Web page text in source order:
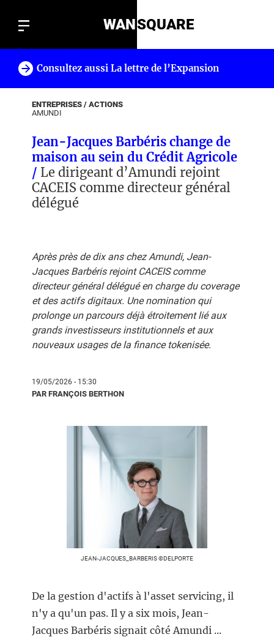
WANSQUARE
Consultez aussi La lettre de l’Expansion
ENTREPRISES / ACTIONS
AMUNDI
Jean-Jacques Barbéris change de
maison au sein du Crédit Agricole
/ Le dirigeant d’Amundi rejoint
CACEIS comme directeur général
délégué
Après près de dix ans chez Amundi, Jean-
Jacques Barbéris rejoint CACEIS comme
directeur général délégué en charge du coverage
et des actifs digitaux. Une nomination qui
prolonge un parcours déjà étroitement lié aux
grands investisseurs institutionnels et aux
nouveaux usages de la finance tokenisée.
19/05/2026 - 15:30
PAR FRANÇOIS BERTHON
JEAN-JACQUES_BARBERIS ©DELPORTE
De la gestion d'actifs à l'asset servicing, il
n'y a qu'un pas. Il y a six mois, Jean-
Jacques Barbéris signait côté Amundi ...